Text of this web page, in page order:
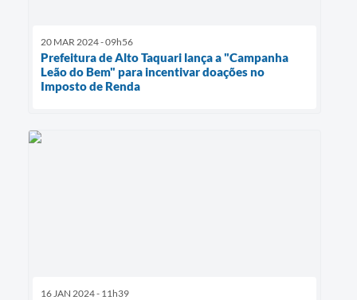
20 MAR 2024 - 09h56
Prefeitura de Alto Taquari lança a "Campanha
Leão do Bem" para incentivar doações no
Imposto de Renda
16 JAN 2024 - 11h39